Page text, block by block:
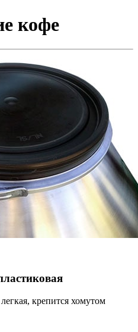
кофе
крепится хомутом